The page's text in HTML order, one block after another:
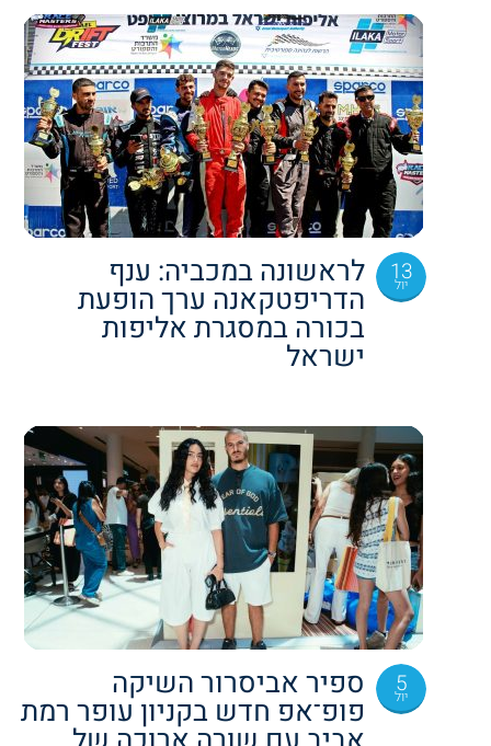
13
יול לראשונה במכביה: ענף
הדריפטקאנה ערך הופעת
בכורה במסגרת אליפות
ישראל
5
יול ספיר אביסרור השיקה
פופ־אפ חדש בקניון עופר רמת